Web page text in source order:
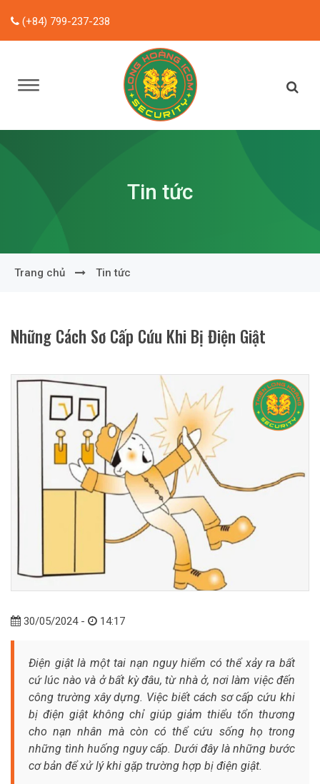
(+84) 799-237-238
Tin tức
Trang chủ Tin tức
Những Cách Sơ Cấp Cứu Khi Bị Điện Giật
30/05/2024 - 14:17
Điện giật là một tai nạn nguy hiểm có thể xảy ra bất
cứ lúc nào và ở bất kỳ đâu, từ nhà ở, nơi làm việc đến
công trường xây dựng. Việc biết cách sơ cấp cứu khi
bị điện giật không chỉ giúp giảm thiểu tổn thương
cho nạn nhân mà còn có thể cứu sống họ trong
những tình huống nguy cấp. Dưới đây là những bước
cơ bản để xử lý khi gặp trường hợp bị điện giật.